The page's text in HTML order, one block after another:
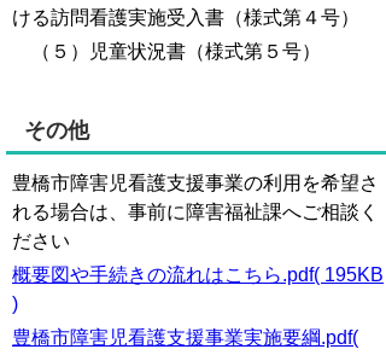
ける訪問看護実施受入書（様式第４号）
（５）児童状況書（様式第５号）
その他
豊橋市障害児看護支援事業の利用を希望さ
れる場合は、事前に障害福祉課へご相談く
ださい
概要図や手続きの流れはこちら.pdf( 195KB
)
豊橋市障害児看護支援事業実施要綱.pdf(